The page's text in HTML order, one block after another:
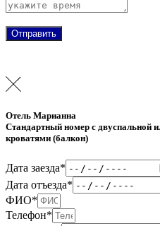
Отправить
Отель Марианна
Стандартный номер с двуспальной
кроватями (балкон)
Дата заезда*
Дата отъезда*
ФИО*
Телефон*